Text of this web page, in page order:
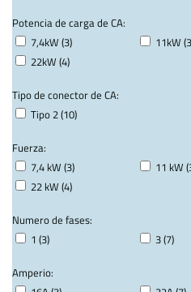
Potencia de carga de CA:
7,4kW (3)
11kW
22kW (4)
Tipo de conector de CA:
Tipo 2 (10)
Fuerza:
7,4 kW (3)
11 kW
22 kW (4)
Numero de fases:
1 (3)
3 (7)
Amperio: